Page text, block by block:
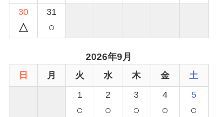
30 31
○
2026年9月
日 月 火 水 木 金
土
1
○
2
○
3
○
4
○
5
○